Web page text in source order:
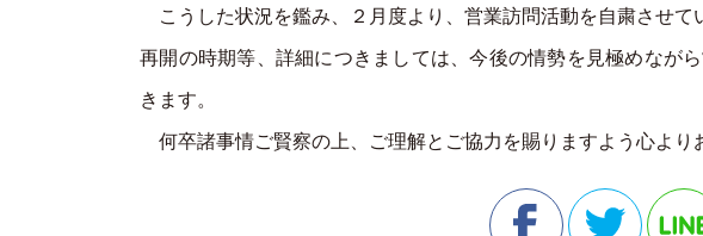
こうした状況を鑑み、２月度より、営業訪問活動を自粛させて
再開の時期等、詳細につきましては、今後の情勢を見極めなが
きます。
何卒諸事情ご賢察の上、ご理解とご協力を賜りますよう心より